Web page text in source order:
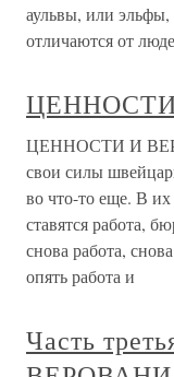
аульвы, или
отличаются от
ЦЕННОСТИ И
свои силы
во что-то еще. В
ставятся работа,
снова работа,
опять работа и
Часть